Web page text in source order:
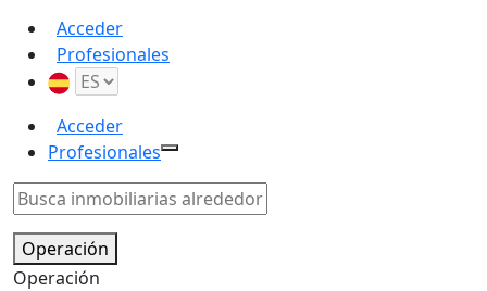
Acceder
Profesionales
Acceder
Profesionales
Operación
Operación